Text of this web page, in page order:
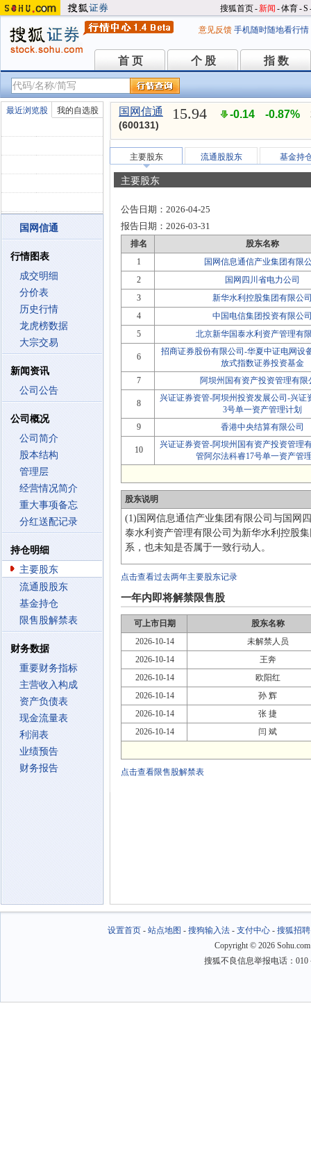
搜狐首页-新闻 -体育-S
意见反馈 手机随时随地看行情
首 页
首 页 个 股
个 股 指 数
指 数
最近浏览股 我的自选股
国网信通
行情图表
成交明细
分价表
历史行情
龙虎榜数据
大宗交易
新闻资讯
公司公告
公司概况
公司简介
股本结构
管理层
经营情况简介
重大事项备忘
分红送配记录
持仓明细
主要股东
流通股股东
基金持仓
限售股解禁表
财务数据
重要财务指标
主营收入构成
资产负债表
现金流量表
利润表
业绩预告
财务报告
国网信通
(600131)
15.94 -0.14 -0.87%
主要股东 流通股股东 基金持
主要股东
公告日期： 2026-04-25
报告日期： 2026-03-31
排名
股东名称
1
国网信息通信产业集团有限
2
国网四川省电力公司
3
新华水利控股集团有限公
4
中国电信集团投资有限公
5
北京新华国泰水利资产管理有
6
招商证券股份有限公司-华夏中证电网设
放式指数证券投资基金
7
阿坝州国有资产投资管理有限
8
兴证证券资管-阿坝州投资发展公司-兴证
3号单一资产管理计划
9
香港中央结算有限公司
10
兴证证券资管-阿坝州国有资产投资管理
管阿尔法科睿17号单一资产管
股东说明
(1)国网信息通信产业集团有限公司与国网
泰水利资产管理有限公司为新华水利控股
系，也未知是否属于一致行动人。
点击查看过去两年主要股东记录
一年内即将解禁限售股
可上市日期
股东名称
2026-10-14
未解禁人员
2026-10-14
王奔
2026-10-14
欧阳红
2026-10-14
孙 辉
2026-10-14
张 捷
2026-10-14
闫 斌
点击查看限售股解禁表
设置首页- 站点地图 - 搜狗输入法- 支付中心- 搜狐招聘
Copyright © 2026
搜狐不良信息举报电话：010